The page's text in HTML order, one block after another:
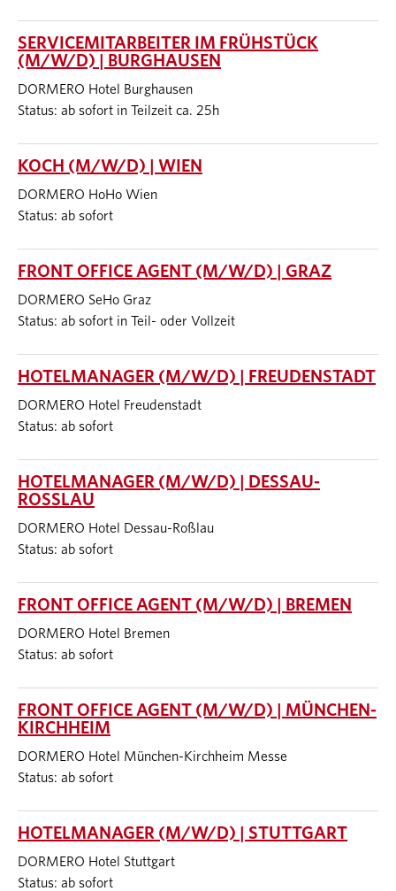
SERVICEMITARBEITER IM FRÜHSTÜCK
(M/W/D) | BURGHAUSEN
DORMERO Hotel Burghausen
Status: ab sofort in Teilzeit ca. 25h
KOCH (M/W/D) | WIEN
DORMERO HoHo Wien
Status: ab sofort
FRONT OFFICE AGENT (M/W/D) | GRAZ
DORMERO SeHo Graz
Status: ab sofort in Teil- oder Vollzeit
HOTELMANAGER (M/W/D) | FREUDENSTADT
DORMERO Hotel Freudenstadt
Status: ab sofort
HOTELMANAGER (M/W/D) | DESSAU-
ROSSLAU
DORMERO Hotel Dessau-Roßlau
Status: ab sofort
FRONT OFFICE AGENT (M/W/D) | BREMEN
DORMERO Hotel Bremen
Status: ab sofort
FRONT OFFICE AGENT (M/W/D) | MÜNCHEN-
KIRCHHEIM
DORMERO Hotel München-Kirchheim Messe
Status: ab sofort
HOTELMANAGER (M/W/D) | STUTTGART
DORMERO Hotel Stuttgart
Status: ab sofort